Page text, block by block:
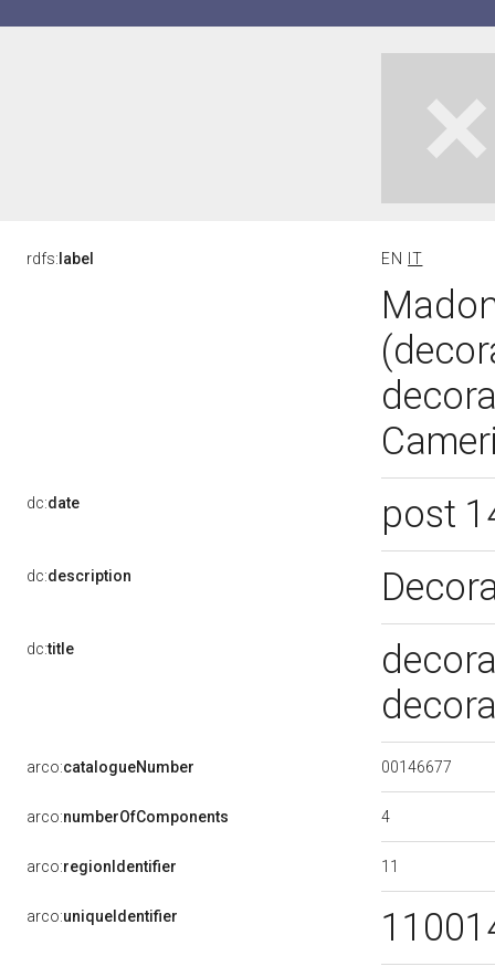
rdfs: label EN IT
dc:date post
dc:description
dc:title
arco:catalogueNumber 00146677
arco:numberOfComponents 4
arco:regionIdentifier 11
arco:uniqueIdentifier